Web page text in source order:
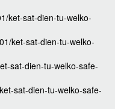
ket-sat-dien-tu-welko-
ket-sat-dien-tu-welko-
sat-dien-tu-welko-safe-
sat-dien-tu-welko-safe-